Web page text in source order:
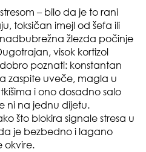
– bilo da je to rani
toksičan imejl od šefa ili
žlezda počinje
visok kortizol
poznati: konstantan
zaspite uveče, magla u
i ono dosadno salo
ni na jednu dijetu.
što blokira signale stresa u
je bezbedno i lagano
okvire.